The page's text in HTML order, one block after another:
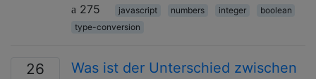
275
javascript numbers integer
boolean
type-conversion
26
Was ist der Unterschied zwischen